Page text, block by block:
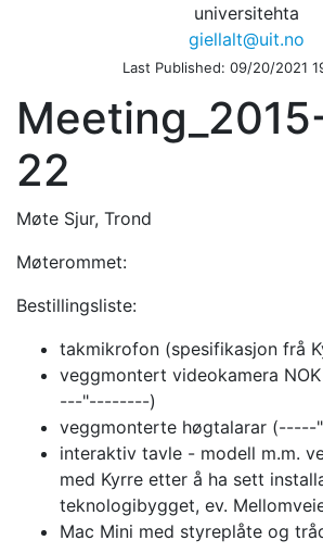
universitehta
giellalt@uit.no
Last Published: 09/20/2021
22
Møte Sjur, Trond
Møterommet:
Bestillingsliste:
takmikrofon (spesifikasjon frå
veggmontert videokamera
---"--------)
veggmonterte høgtalarar
interaktiv tavle - modell m.m.
med Kyrre etter å ha sett
teknologibygget, ev.
Mac Mini med styreplåte og